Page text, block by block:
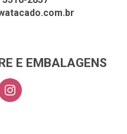
E EMBALAGENS